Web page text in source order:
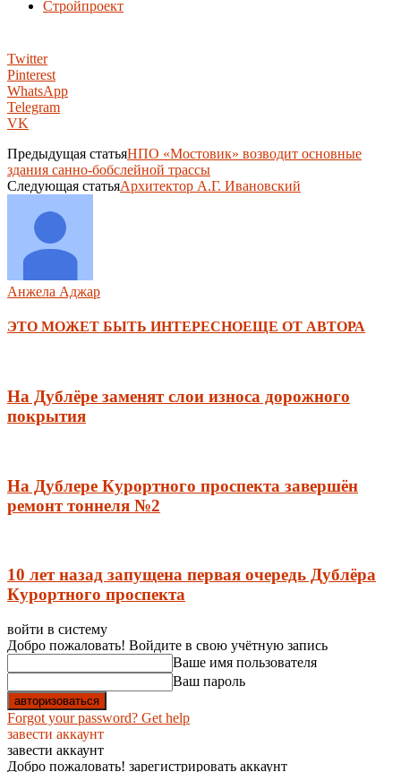
Стройпроект
Twitter
Pinterest
WhatsApp
Telegram
VK
Предыдущая статьяНПО «Мостовик» возводит основные
здания санно-бобслейной трассы
Следующая статьяАрхитектор А.Г. Ивановский
Анжела Аджар
ЭТО МОЖЕТ БЫТЬ ИНТЕРЕСНОЕЩЕ ОТ АВТОРА
На Дублёре заменят слои износа дорожного
покрытия
На Дублере Курортного проспекта завершён
ремонт тоннеля №2
10 лет назад запущена первая очередь Дублёра
Курортного проспекта
войти в систему
Добро пожаловать! Войдите в свою учётную запись
Ваше имя пользователя
Ваш пароль
Forgot your password? Get help
завести аккаунт
завести аккаунт
Добро пожаловать! зарегистрировать аккаунт